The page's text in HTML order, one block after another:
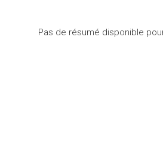
Pas de résumé disponible